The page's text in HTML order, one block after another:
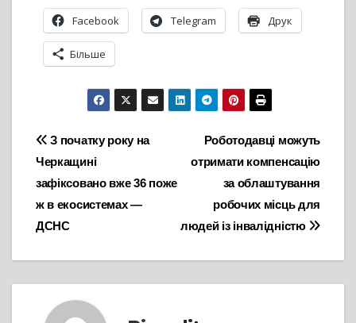
Facebook Telegram Друк
Більше
Навігація
записів
Роботодавці можуть
отримати компенсацію
за облаштування
робочих місць для
людей із інвалідністю
З початку року на
Черкащині
зафіксовано вже 36 поже
ж в екосистемах —
ДСНС